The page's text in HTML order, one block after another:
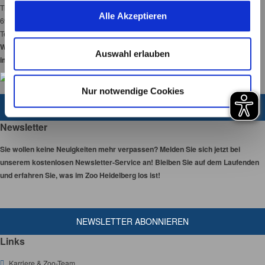
unserer Webseite angewendet werden.
u
s
w
a
h
l
Alle Akzeptieren
Auswahl erlauben
Nur notwendige Cookies
Tiergartenstraße 3
69120 Heidelberg
Tel:
06221-58450-00
Wir haben 365 Tage
im Jahr für Sie geöffnet!
ZUM KONTAKTFORMULAR
Newsletter
Sie wollen keine Neuigkeiten mehr verpassen? Melden Sie sich jetzt bei
unserem kostenlosen Newsletter-Service an! Bleiben Sie auf dem Laufenden
und erfahren Sie, was im Zoo Heidelberg los ist!
NEWSLETTER ABONNIEREN
Links
Karriere & Zoo-Team